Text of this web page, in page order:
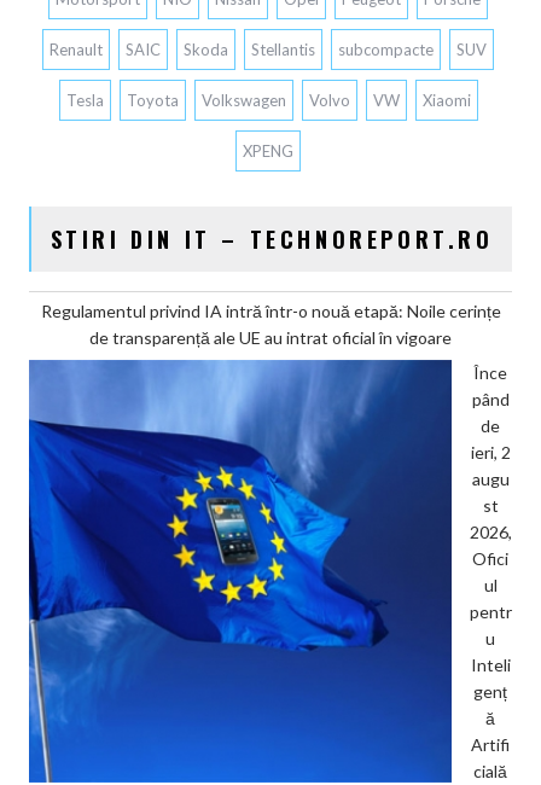
Renault SAIC Skoda Stellantis subcompacte SUV
Tesla Toyota Volkswagen Volvo VW Xiaomi
XPENG
STIRI DIN IT – TECHNOREPORT.RO
Regulamentul privind IA intră într-o nouă etapă: Noile cerințe
de transparență ale UE au intrat oficial în vigoare
Înce
pând
de
ieri, 2
augu
st
2026,
Ofici
ul
pentr
u
Inteli
genț
ă
Artifi
cială